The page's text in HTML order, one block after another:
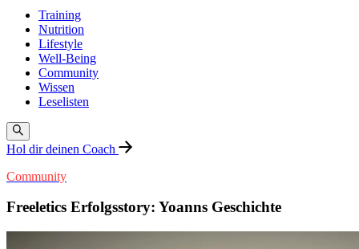
Training
Nutrition
Lifestyle
Well-Being
Community
Wissen
Leselisten
Hol dir deinen Coach
Community
Freeletics Erfolgsstory: Yoanns Geschichte